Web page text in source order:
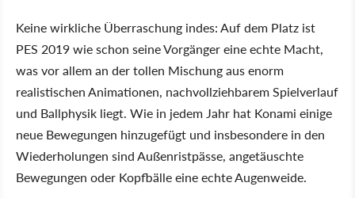
Keine wirkliche Überraschung indes: Auf dem Platz ist
PES 2019 wie schon seine Vorgänger eine echte Macht,
was vor allem an der tollen Mischung aus enorm
realistischen Animationen, nachvollziehbarem Spielverlauf
und Ballphysik liegt. Wie in jedem Jahr hat Konami einige
neue Bewegungen hinzugefügt und insbesondere in den
Wiederholungen sind Außenristpässe, angetäuschte
Bewegungen oder Kopfbälle eine echte Augenweide.